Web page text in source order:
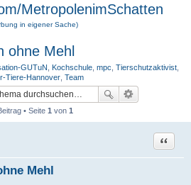
MetropolenimSchatten
in eigener Sache)
ohne Mehl
GUTuN Kochschule mpc Tierschutzaktivist
Tiere-Hannover Team
• Seite 1 von 1
Mehl
Zitat